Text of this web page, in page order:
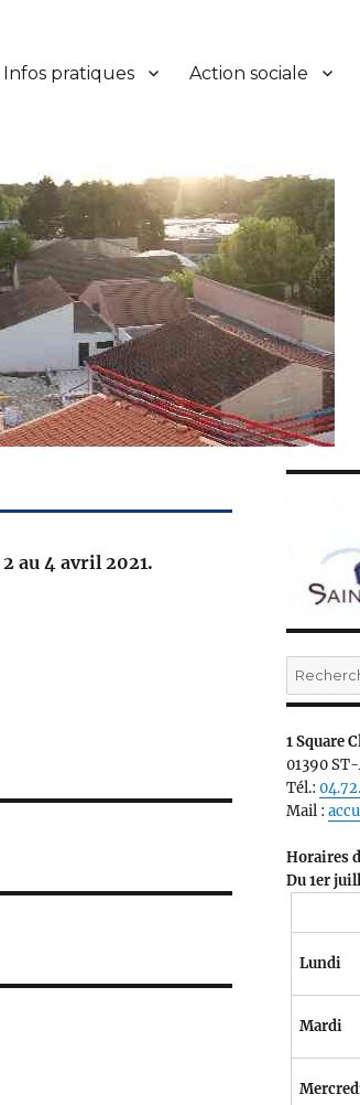
Infos pratiques Action sociale
2 au 4 avril 2021.
Recherche
pour :
1 Square
01390
Tél.:
Mail :
Horaires
Du 1er
Lundi
Mardi